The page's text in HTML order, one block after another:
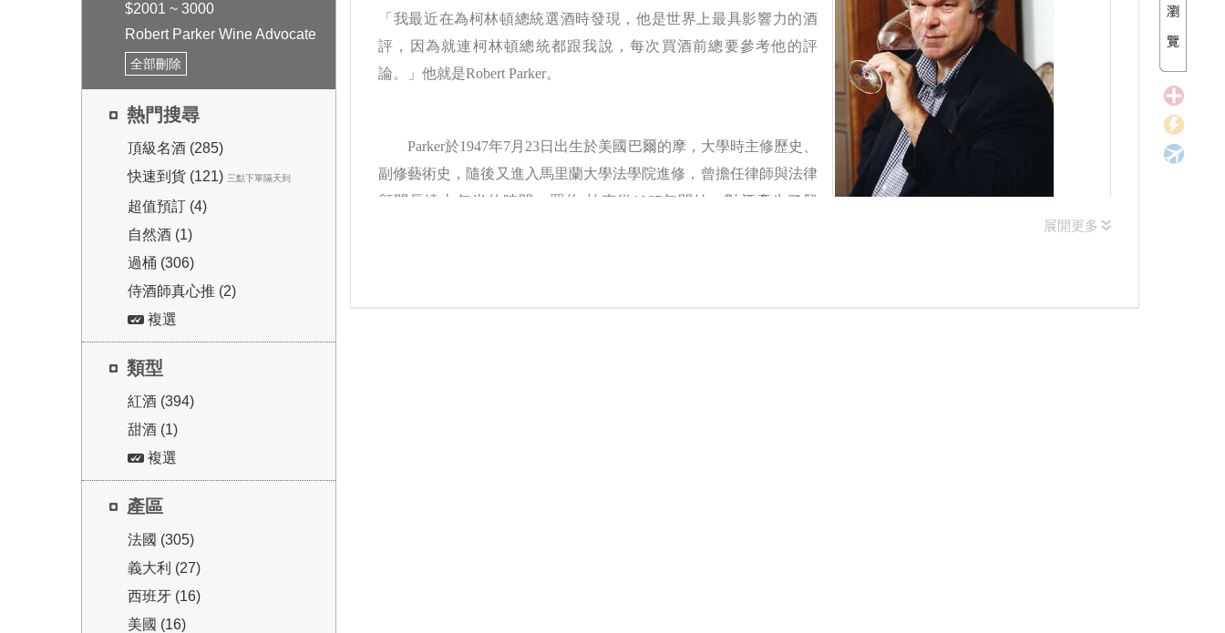
$2001 ~ 3000
Robert Parker Wine Advocate
全部刪除
熱門搜尋
頂級名酒 (285)
快速到貨 (121) 三點下單隔天到
超值預訂 (4)
自然酒 (1)
過桶 (306)
侍酒師真心推 (2)
複選
類型
紅酒 (394)
甜酒 (1)
複選
產區
法國 (305)
義大利 (27)
西班牙 (16)
美國 (16)
「我最近在為柯林頓總統選酒時發現，他是世界上最具影響力的酒
評，因為就連柯林頓總統都跟我說，每次買酒前總要參考他的評
論。」他就是Robert Parker。
Parker於1947年7月23日出生於美國巴爾的摩，大學時主修歷史、
副修藝術史，隨後又進入馬里蘭大學法學院進修，曾擔任律師與法律
顧問長達十年半的時間。羅伯‧帕克從1967年開始，對酒產生了興
展開更多